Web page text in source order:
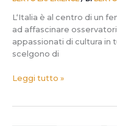
L‘Italia è al centro di un
ad affascinare
appassionati di cultura in
scelgono di
Leggi tutto »